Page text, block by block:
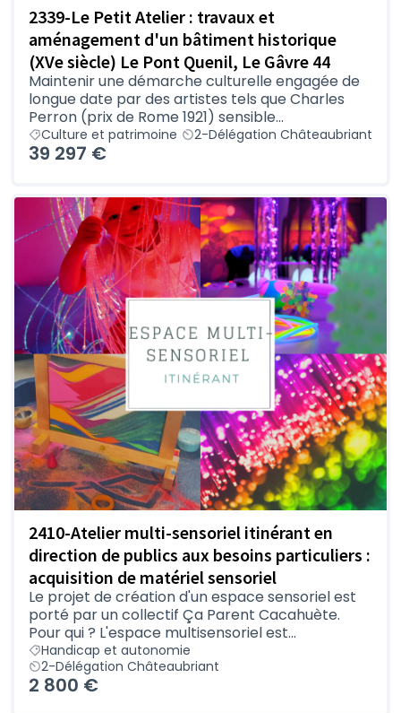
2339-Le Petit Atelier : travaux et
aménagement d'un bâtiment historique
(XVe siècle) Le Pont Quenil, Le Gâvre 44
Maintenir une démarche culturelle engagée de
longue date par des artistes tels que Charles
Perron (prix de Rome 1921) sensible...
Culture et patrimoine 2-Délégation Châteaubriant
39 297 €
2410-Atelier multi-sensoriel itinérant en
direction de publics aux besoins particuliers :
acquisition de matériel sensoriel
Le projet de création d'un espace sensoriel est
porté par un collectif Ça Parent Cacahuète.
Pour qui ? L'espace multisensoriel est...
Handicap et autonomie
2-Délégation Châteaubriant
2 800 €